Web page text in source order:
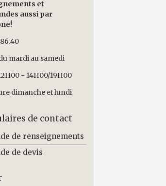
et
aussi par
mardi au samedi
- 14H00/19H00
dimanche et lundi
de contact
de renseignements
de devis